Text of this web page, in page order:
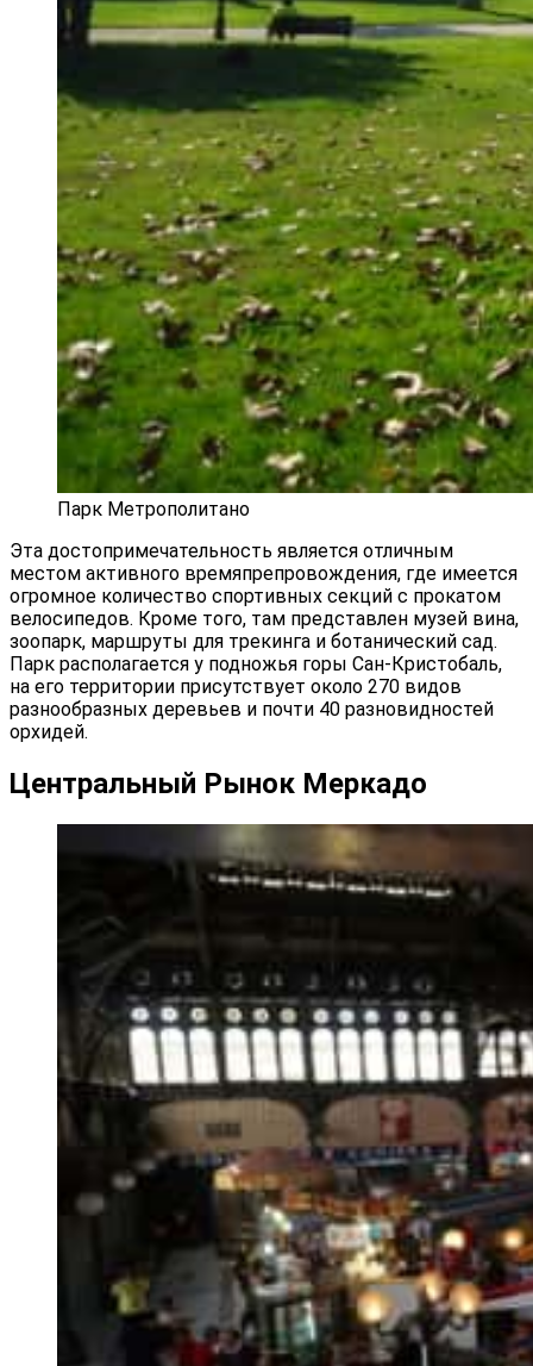
Парк Метрополитано
Эта достопримечательность является отличным
местом активного времяпрепровождения, где имеется
огромное количество спортивных секций с прокатом
велосипедов. Кроме того, там представлен музей вина,
зоопарк, маршруты для трекинга и ботанический сад.
Парк располагается у подножья горы Сан-Кристобаль,
на его территории присутствует около 270 видов
разнообразных деревьев и почти 40 разновидностей
орхидей.
Центральный Рынок Меркадо